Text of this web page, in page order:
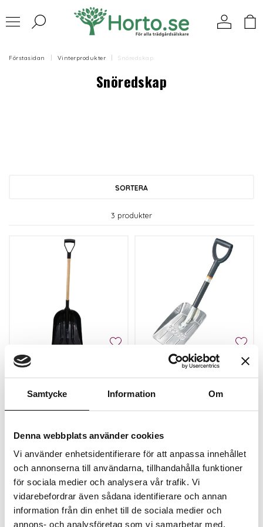
Samtycke Information Om
Denna webbplats använder cookies
Vi använder enhetsidentifierare för att anpassa innehållet
och annonserna till användarna, tillhandahålla funktioner
för sociala medier och analysera vår trafik. Vi
vidarebefordrar även sådana identifierare och annan
information från din enhet till de sociala medier och
annons- och analysföretag som vi samarbetar med.
Förstasidan Vinterprodukter Snöredskap
Snöredskap
SORTERA
3 produkter
Allroundskyffel
Finns i lager
413 kr
Köp
Fiskars Bil och
fritidsskyffel
350 kr